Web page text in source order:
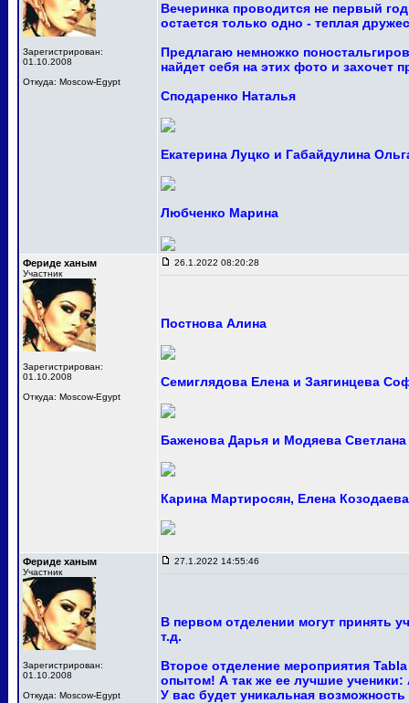
Зарегистрирован:
01.10.2008
Откуда: Moscow-Egypt
Вечеринка проводится не первый
остается только одно - теплая
Предлагаю немножко
найдет себя на этих фото и захочет
Сподаренко Наталья
Екатерина Луцко и Габайдулина
Любченко Марина
Фериде ханым
Участник
Зарегистрирован:
01.10.2008
Откуда: Moscow-Egypt
26.1.2022 08:20:28
Постнова Алина
Семиглядова Елена и Заягинцева
Баженова Дарья и Модяева Светлана
Карина Мартиросян, Елена
Фериде ханым
Участник
Зарегистрирован:
01.10.2008
Откуда: Moscow-Egypt
27.1.2022 14:55:46
В первом отделении могут принять
т.д.
Второе отделение мероприятия
опытом! А так же ее лучшие
У вас будет уникальная